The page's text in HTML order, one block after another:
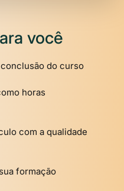
você
do curso
horas
com a qualidade
formação